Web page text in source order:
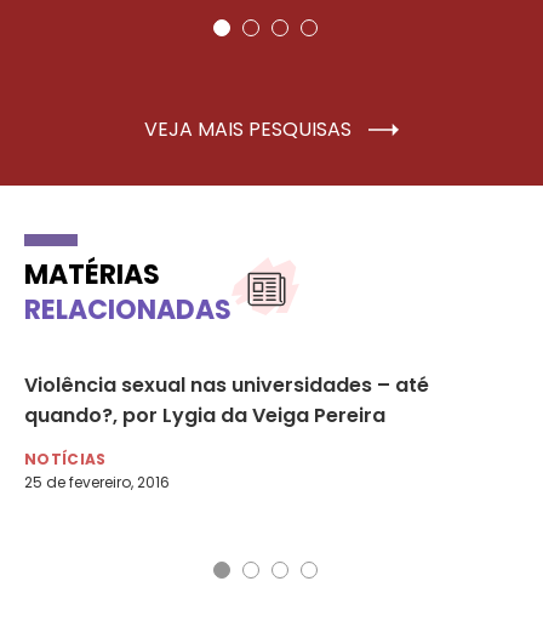
VEJA MAIS PESQUISAS
MATÉRIAS
RELACIONADAS
Violência sexual nas universidades – até
quando?, por Lygia da Veiga Pereira
NOTÍCIAS
25 de fevereiro, 2016